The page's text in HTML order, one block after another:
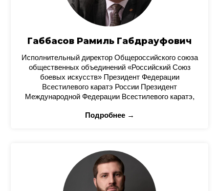
Габбасов Рамиль Габдрауфович
Исполнительный директор Общероссийского союза
общественных объединений «Российский Союз
боевых искусств» Президент Федерации
Всестилевого каратэ России Президент
Международной Федерации Всестилевого каратэ,
Подробнее →